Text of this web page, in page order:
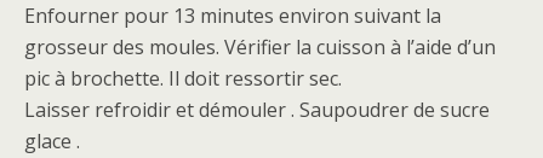
Enfourner pour 13 minutes environ suivant la
grosseur des moules. Vérifier la cuisson à l’aide d’un
pic à brochette. Il doit ressortir sec.
Laisser refroidir et démouler . Saupoudrer de sucre
glace .